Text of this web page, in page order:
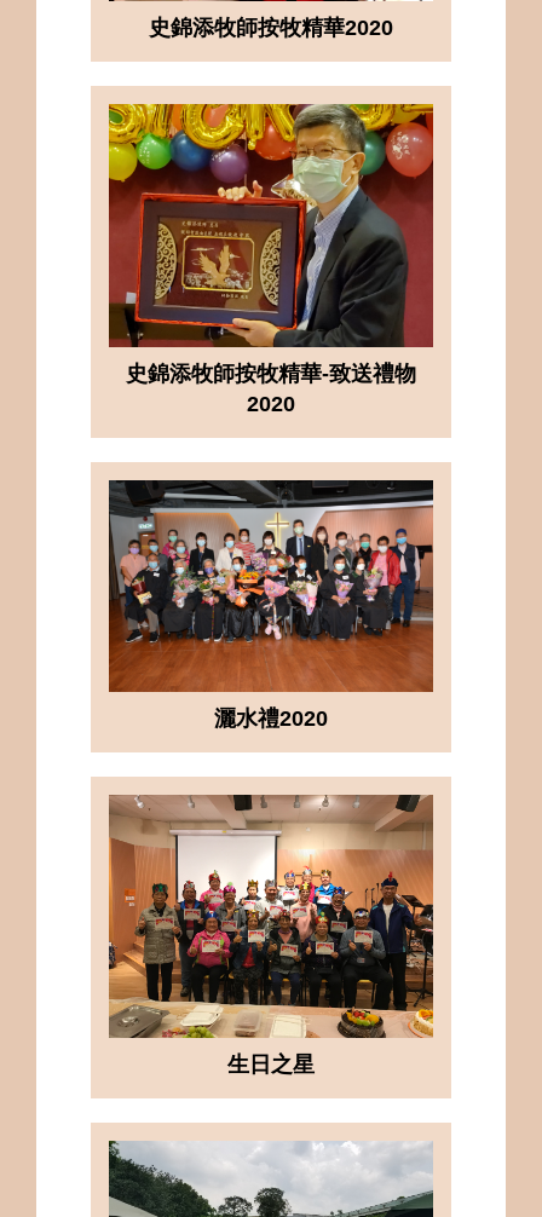
史錦添牧師按牧精華2020
史錦添牧師按牧精華-致送禮物
2020
灑水禮2020
生日之星